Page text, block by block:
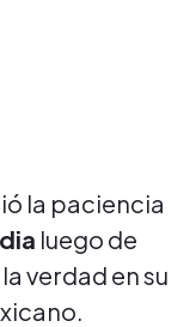
la paciencia
luego de
verdad en su